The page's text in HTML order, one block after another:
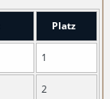
Platz
1
2